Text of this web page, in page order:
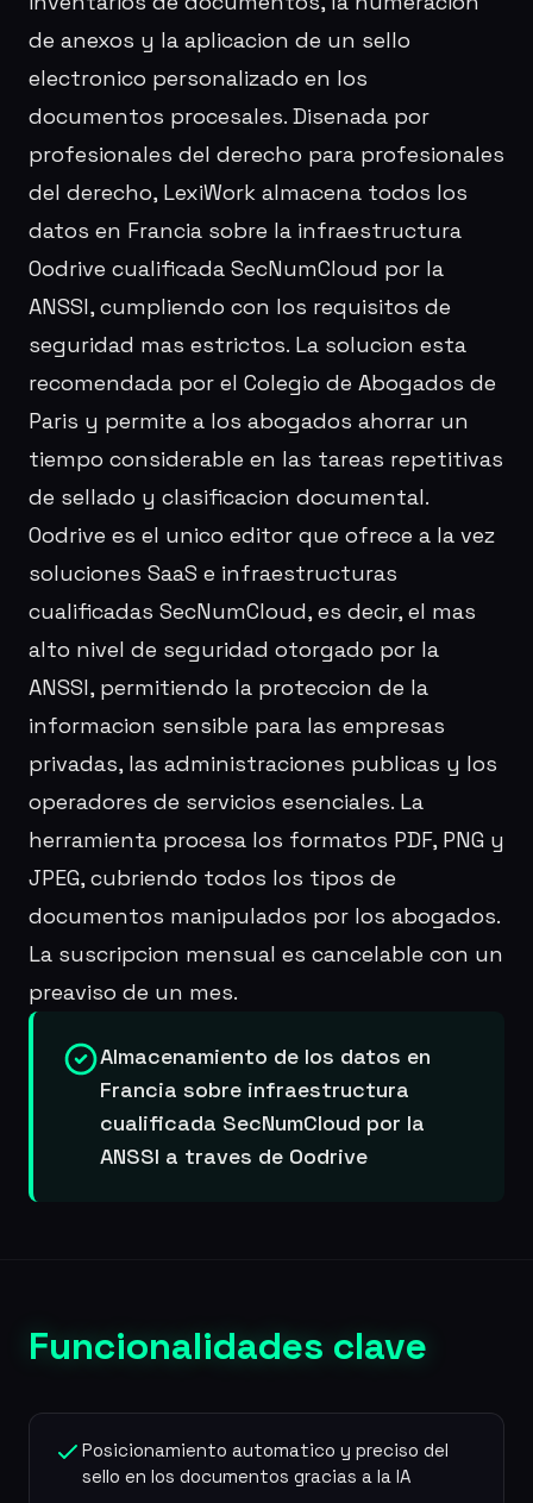
de anexos y la aplicacion de un sello
electronico personalizado en los
documentos procesales. Disenada por
profesionales del derecho para profesionales
del derecho, LexiWork almacena todos los
datos en Francia sobre la infraestructura
Oodrive cualificada SecNumCloud por la
ANSSI, cumpliendo con los requisitos de
seguridad mas estrictos. La solucion esta
recomendada por el Colegio de Abogados de
Paris y permite a los abogados ahorrar un
tiempo considerable en las tareas repetitivas
de sellado y clasificacion documental.
Oodrive es el unico editor que ofrece a la vez
soluciones SaaS e infraestructuras
cualificadas SecNumCloud, es decir, el mas
alto nivel de seguridad otorgado por la
ANSSI, permitiendo la proteccion de la
informacion sensible para las empresas
privadas, las administraciones publicas y los
operadores de servicios esenciales. La
herramienta procesa los formatos PDF, PNG y
JPEG, cubriendo todos los tipos de
documentos manipulados por los abogados.
La suscripcion mensual es cancelable con un
preaviso de un mes.
Almacenamiento de los datos en
Francia sobre infraestructura
cualificada SecNumCloud por la
ANSSI a traves de Oodrive
Funcionalidades clave
Posicionamiento automatico y preciso del
sello en los documentos gracias a la IA